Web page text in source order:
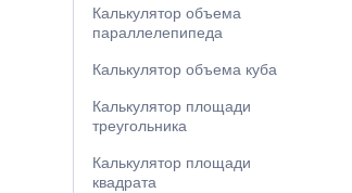
Калькулятор объема
параллелепипеда
Калькулятор объема куба
Калькулятор площади
треугольника
Калькулятор площади
квадрата